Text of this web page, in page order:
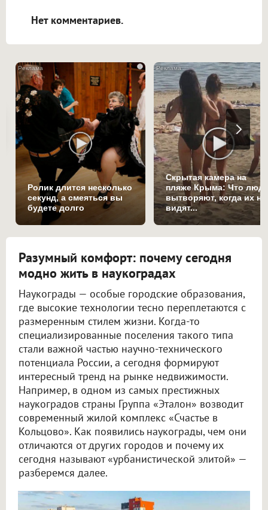
Нет комментариев.
i
Ролик длится несколько
секунд, а смеяться вы
будете долго
Скрытая камера на
пляже Крыма: Что
вытворяют, когда их не
видят...
Разумный комфорт: почему сегодня
модно жить в наукоградах
Наукограды — особые городские образования,
где высокие технологии тесно переплетаются с
размеренным стилем жизни. Когда-то
специализированные поселения такого типа
стали важной частью научно-технического
потенциала России, а сегодня формируют
интересный тренд на рынке недвижимости.
Например, в одном из самых престижных
наукоградов страны Группа «Эталон» возводит
современный жилой комплекс «Счастье в
Кольцово». Как появились наукограды, чем они
отличаются от других городов и почему их
сегодня называют «урбанистической элитой» —
разберемся далее.